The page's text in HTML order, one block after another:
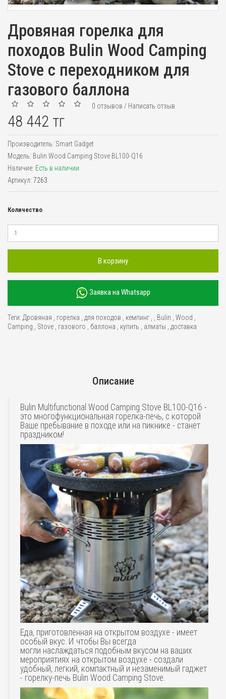
Дровяная горелка для
походов Bulin Wood Camping
Stove с переходником для
газового баллона
0 отзывов / Написать отзыв
48 442 тг
Производитель: Smart Gadget
Модель: Bulin Wood Camping Stove BL100-Q16
Наличие: Есть в наличии
Артикул: 7263
Количество
В корзину
Заявка на Whatsapp
Теги: Дровяная горелка для походов кемпинг Bulin Wood
Camping
Stove газового баллона купить алматы доставка
Описание
Bulin Multifunctional Wood Camping Stove BL100-Q16 -
это многофункциональная горелка-печь, с которой
Ваше пребывание в походе или на пикнике - станет
праздником!
Еда, приготовленная на открытом воздухе - имеет
особый вкус. И чтобы Вы всегда
могли наслаждаться подобным вкусом на ваших
мероприятиях на открытом воздухе - создали
удобный, легкий, компактный и незаменимый гаджет
- горелку-печь Bulin Wood Camping Stove.